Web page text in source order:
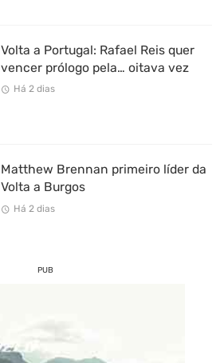
Volta a Portugal: Rafael Reis quer
vencer prólogo pela… oitava vez
Há 2 dias
Matthew Brennan primeiro líder da
Volta a Burgos
Há 2 dias
PUB